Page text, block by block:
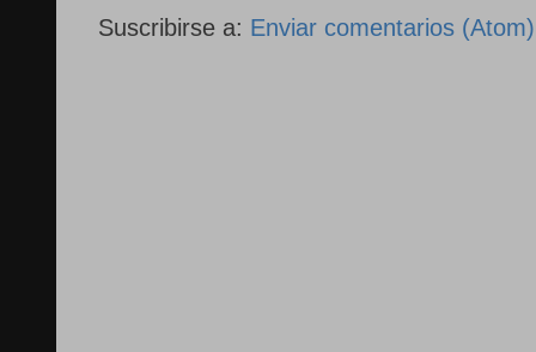
Suscribirse a: Enviar comentarios (Atom)